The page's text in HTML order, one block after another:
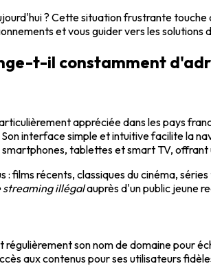
? Cette situation frustrante
et vous guider vers les solutions
t-il constamment
appréciée dans les pays
interface simple et intuitive facilite la
tablettes et smart TV,
films récents, classiques du cinéma,
streaming illégalauprès d'un public jeune
régulièrement son nom de domaine pour
aux contenus pour ses utilisateurs